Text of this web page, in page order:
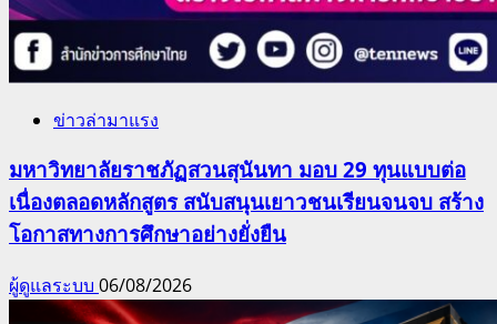
ข่าวล่ามาแรง
มหาวิทยาลัยราชภัฏสวนสุนันทา มอบ 29 ทุนแบบต่อ
เนื่องตลอดหลักสูตร สนับสนุนเยาวชนเรียนจนจบ สร้าง
โอกาสทางการศึกษาอย่างยั่งยืน
ผู้ดูแลระบบ 06/08/2026